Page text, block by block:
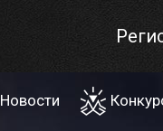
Новости